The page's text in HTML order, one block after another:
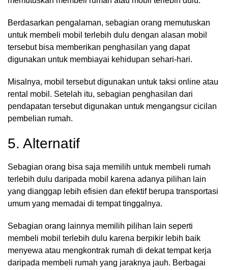
Berdasarkan pengalaman, sebagian orang memutuskan
untuk membeli mobil terlebih dulu dengan alasan mobil
tersebut bisa memberikan penghasilan yang dapat
digunakan untuk membiayai kehidupan sehari-hari.
Misalnya, mobil tersebut digunakan untuk taksi online atau
rental mobil. Setelah itu, sebagian penghasilan dari
pendapatan tersebut digunakan untuk mengangsur cicilan
pembelian rumah.
5. Alternatif
Sebagian orang bisa saja memilih untuk membeli rumah
terlebih dulu daripada mobil karena adanya pilihan lain
yang dianggap lebih efisien dan efektif berupa transportasi
umum yang memadai di tempat tinggalnya.
Sebagian orang lainnya memilih pilihan lain seperti
membeli mobil terlebih dulu karena berpikir lebih baik
menyewa atau mengkontrak rumah di dekat tempat kerja
daripada membeli rumah yang jaraknya jauh. Berbagai